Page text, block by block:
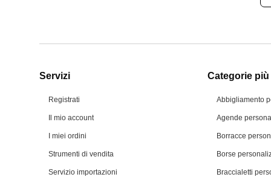
Servizi
Registrati
Il mio account
I miei ordini
Strumenti di vendita
Servizio importazioni
Categorie
Abbigliamento
Agende
Borracce
Borse
Braccialetti